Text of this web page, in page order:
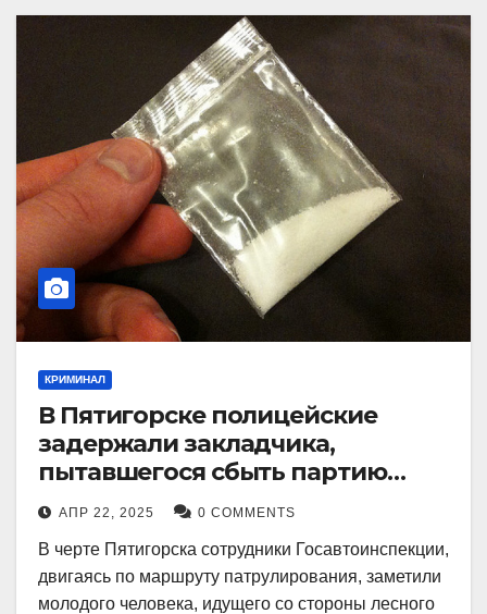
КРИМИНАЛ
В Пятигорске полицейские
задержали закладчика,
пытавшегося сбыть партию
синтетического наркотика
АПР 22, 2025 0 COMMENTS
В черте Пятигорска сотрудники Госавтоинспекции,
двигаясь по маршруту патрулирования, заметили
молодого человека, идущего со стороны лесного